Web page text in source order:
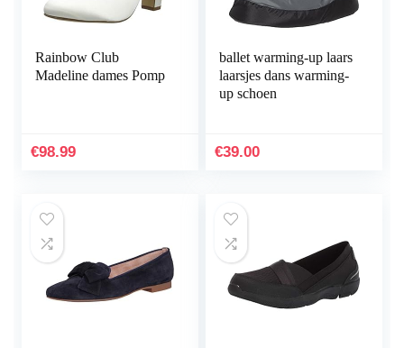
Rainbow Club
Madeline dames Pomp
€98.99
ballet warming-up laars
laarsjes dans warming-
up schoen
€39.00